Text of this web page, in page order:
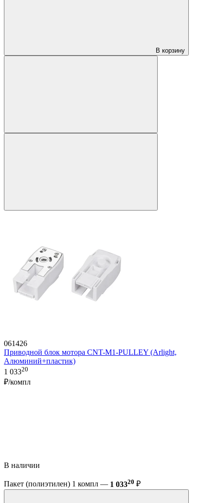
В корзину
061426
Приводной блок мотора CNT-M1-PULLEY (Arlight,
Алюминий+пластик)
1 03320
₽/компл
В наличии
Пакет (полиэтилен) 1 компл — 1 03320 ₽